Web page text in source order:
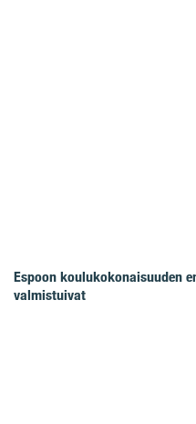
Espoon koulukokonaisuuden
valmistuivat